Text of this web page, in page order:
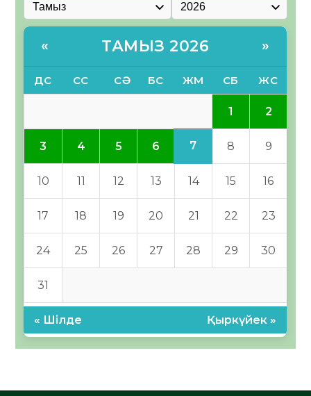
« ТАМЫЗ 2026 »
ДС СС СӘ БС ЖМ СБ ЖС
1 2
3 4 5 6 7 8 9
10 11 12 13 14 15 16
17 18 19 20 21 22 23
24 25 26 27 28 29 30
31
« Шілде Қыркүйек »